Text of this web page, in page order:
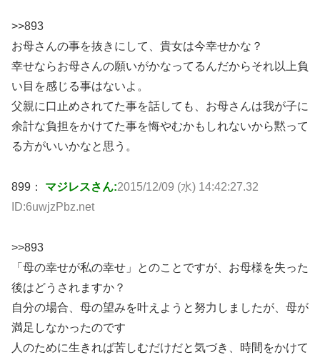
>>893
お母さんの事を抜きにして、貴女は今幸せかな？
幸せならお母さんの願いがかなってるんだからそれ以上負
い目を感じる事はないよ。
父親に口止めされてた事を話しても、お母さんは我が子に
余計な負担をかけてた事を悔やむかもしれないから黙って
る方がいいかなと思う。
899： マジレスさん:2015/12/09 (水) 14:42:27.32
ID:6uwjzPbz.net
>>893
「母の幸せが私の幸せ」とのことですが、お母様を失った
後はどうされますか？
自分の場合、母の望みを叶えようと努力しましたが、母が
満足しなかったのです
人のために生きれば苦しむだけだと気づき、時間をかけて